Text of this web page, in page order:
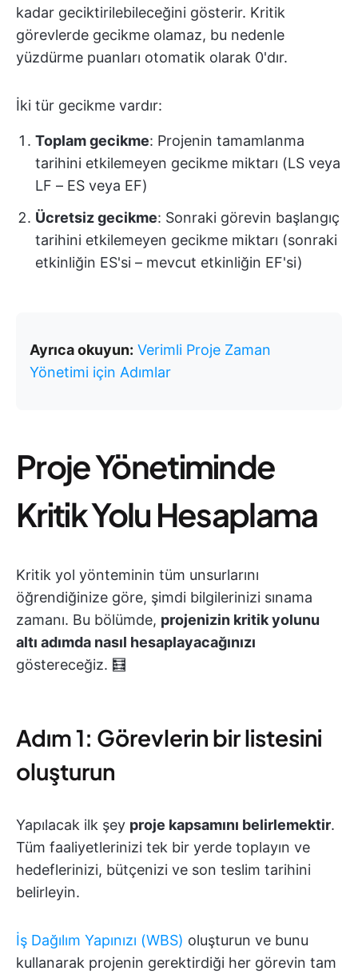
kadar geciktirilebileceğini gösterir. Kritik
görevlerde gecikme olamaz, bu nedenle
yüzdürme puanları otomatik olarak 0'dır.
İki tür gecikme vardır:
Toplam gecikme: Projenin tamamlanma
tarihini etkilemeyen gecikme miktarı (LS veya
LF – ES veya EF)
Ücretsiz gecikme: Sonraki görevin başlangıç
tarihini etkilemeyen gecikme miktarı (sonraki
etkinliğin ES'si – mevcut etkinliğin EF'si)
Ayrıca okuyun: Verimli Proje Zaman
Yönetimi için Adımlar
Proje Yönetiminde
Kritik Yolu Hesaplama
Kritik yol yönteminin tüm unsurlarını
öğrendiğinize göre, şimdi bilgilerinizi sınama
zamanı. Bu bölümde, projenizin kritik yolunu
altı adımda nasıl hesaplayacağınızı
göstereceğiz. 🧮
Adım 1: Görevlerin bir listesini
oluşturun
Yapılacak ilk şey proje kapsamını belirlemektir.
Tüm faaliyetlerinizi tek bir yerde toplayın ve
hedeflerinizi, bütçenizi ve son teslim tarihini
belirleyin.
İş Dağılım Yapınızı (WBS) oluşturun ve bunu
kullanarak projenin gerektirdiği her görevin tam